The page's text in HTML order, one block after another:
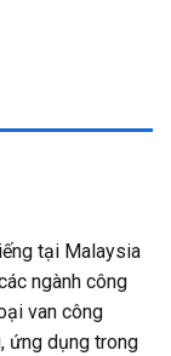
tại Malaysia
ngành công
van công
ứng dụng trong